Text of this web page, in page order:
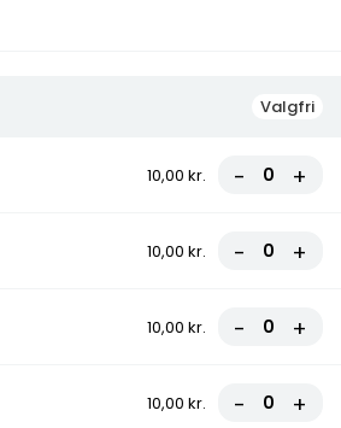
Pepperoni, Rejer, Skinke
Valgfri
10,00 kr. - +
10,00 kr. - +
10,00 kr. - +
10,00 kr. - +